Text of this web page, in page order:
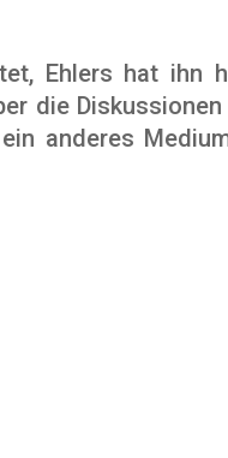
Ehlers hat ihn
die
anderes